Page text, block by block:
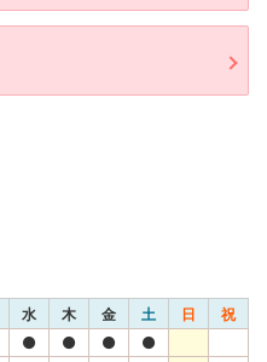
水 木 金 土 日 祝